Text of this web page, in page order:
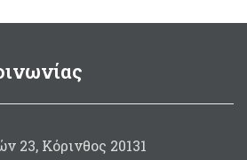
23, Κόρινθος 20131